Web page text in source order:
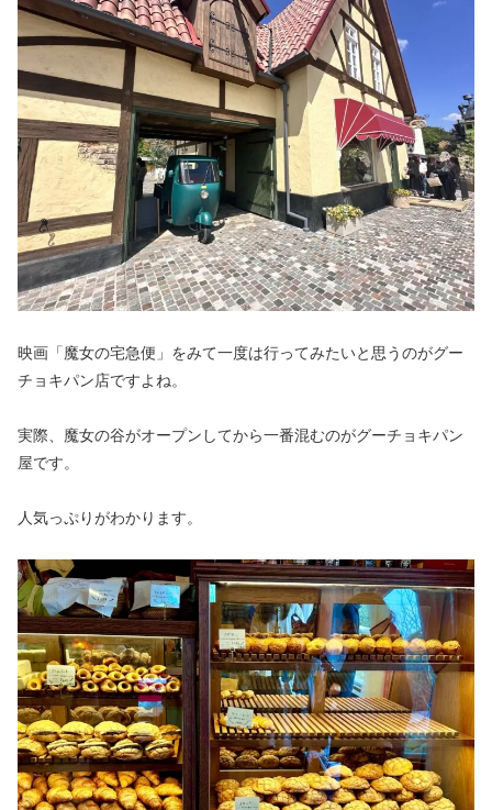
映画「魔女の宅急便」をみて一度は行ってみたいと思うのがグー
チョキパン店ですよね。
実際、魔女の谷がオープンしてから一番混むのがグーチョキパン
屋です。
人気っぷりがわかります。